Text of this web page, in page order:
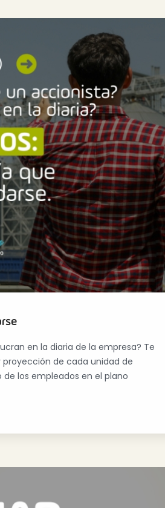
en la diaria de la empresa? Te
de cada unidad de
los empleados en el plano